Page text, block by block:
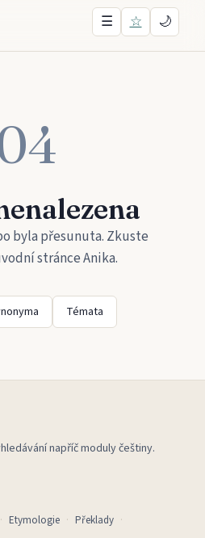
☰ ☆ 🌙
byla přesunuta. Zkuste
stránceAnika.
Témata
napříč moduly češtiny.
Etymologie
Překlady